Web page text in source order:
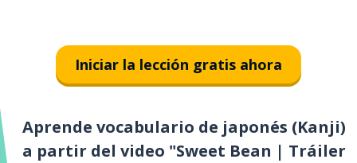
Iniciar la lección gratis ahora
Aprende vocabulario de japonés (Kanji)
a partir del video "Sweet Bean | Tráiler